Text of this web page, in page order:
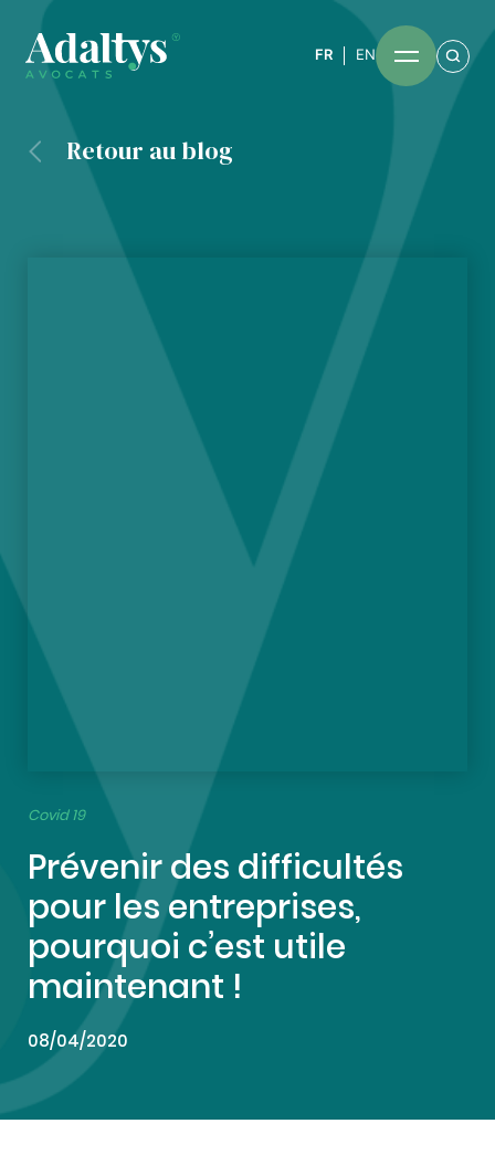
FR EN
Retour au blog
Covid 19
Prévenir des difficultés
pour les entreprises,
pourquoi c’est utile
maintenant !
08/04/2020